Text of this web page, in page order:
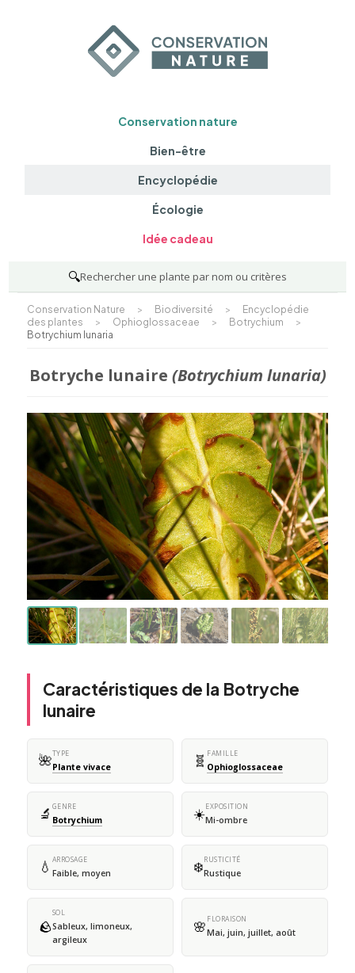
Conservation nature
Bien-être
Encyclopédie
Écologie
Idée cadeau
🔍Rechercher une plante par nom ou critères
Conservation Nature > Biodiversité >
Encyclopédie
des plantes
> Ophioglossaceae > Botrychium
>
Botrychium lunaria
Botryche lunaire (Botrychium lunaria)
Caractéristiques de la Botryche
lunaire
🌺TYPE
Plante vivace 🧬 FAMILLE
Ophioglossaceae
🔬 GENRE
Botrychium ☀️EXPOSITION
Mi-ombre
💧 ARROSAGE
Faible, moyen ❄️RUSTICITÉ
Rustique
🪨
SOL
Sableux, limoneux,
argileux
🌸 FLORAISON
Mai, juin, juillet, août